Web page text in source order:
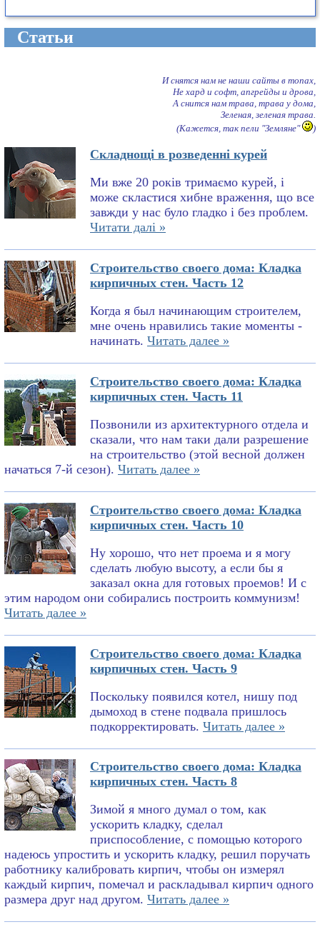
Cтатьи
И снятся нам не наши сайты в топах,
Не хард и софт, апгрейды и дрова,
А снится нам трава, трава у дома,
Зеленая, зеленая трава.
(Кажется, так пели "Земляне"
)
Складнощі в розведенні курей
Ми вже 20 років тримаємо курей, і
може скластися хибне враження, що все
завжди у нас було гладко і без проблем.
Читати далі »
Строительство своего дома: Кладка
кирпичных стен. Часть 12
Когда я был начинающим строителем,
мне очень нравились такие моменты -
начинать. Читать далее »
Строительство своего дома: Кладка
кирпичных стен. Часть 11
Позвонили из архитектурного отдела и
сказали, что нам таки дали разрешение
на строительство (этой весной должен
начаться 7-й сезон). Читать далее »
Строительство своего дома: Кладка
кирпичных стен. Часть 10
Ну хорошо, что нет проема и я могу
сделать любую высоту, а если бы я
заказал окна для готовых проемов! И с
этим народом они собирались построить коммунизм!
Читать далее »
Строительство своего дома: Кладка
кирпичных стен. Часть 9
Поскольку появился котел, нишу под
дымоход в стене подвала пришлось
подкорректировать. Читать далее »
Строительство своего дома: Кладка
кирпичных стен. Часть 8
Зимой я много думал о том, как
ускорить кладку, сделал
приспособление, с помощью которого
надеюсь упростить и ускорить кладку, решил поручать
работнику калибровать кирпич, чтобы он измерял
каждый кирпич, помечал и раскладывал кирпич одного
размера друг над другом. Читать далее »